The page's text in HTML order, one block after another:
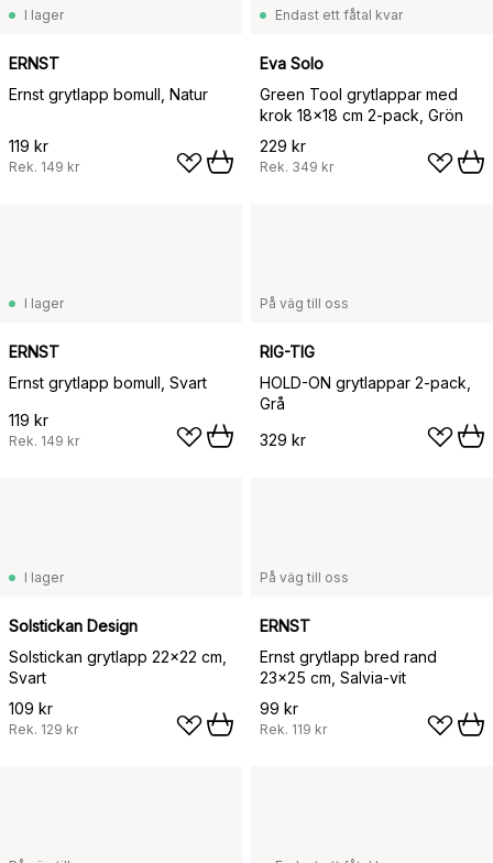
I lager
ERNST
Ernst grytlapp bomull, Natur
119 kr
Rek. 149 kr
Endast ett fåtal kvar
Eva Solo
Green Tool grytlappar med
krok 18x18 cm 2-pack, Grön
229 kr
Rek. 349 kr
I lager
ERNST
Ernst grytlapp bomull, Svart
119 kr
Rek. 149 kr
På väg till oss
RIG-TIG
HOLD-ON grytlappar 2-pack,
Grå
329 kr
I lager
Solstickan Design
Solstickan grytlapp 22x22 cm,
Svart
109 kr
Rek. 129 kr
På väg till oss
ERNST
Ernst grytlapp bred rand
23x25 cm, Salvia-vit
99 kr
Rek. 119 kr